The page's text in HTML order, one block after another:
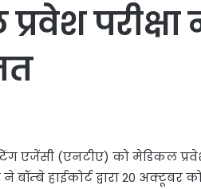
एजेंसी (एनटीए) को मेडिकल प्रवेश
बॉम्बे हाईकोर्ट द्वारा 20